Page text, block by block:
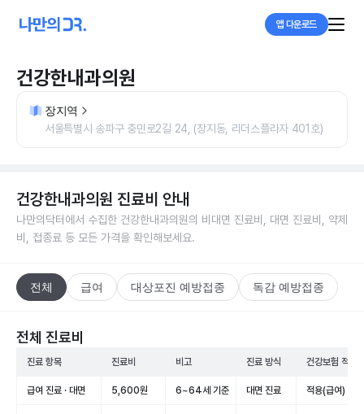
앱 다운로드
건강한내과의원
장지역
서울특별시 송파구 충민로2길 24, (장지동, 리더스플라자 401호)
건강한내과의원 진료비 안내
나만의닥터에서 수집한 건강한내과의원의 비대면 진료비, 대면 진료비, 약제
비, 접종료 등 모든 가격을 확인해보세요.
전체 급여 대상포진 예방접종 독감 예방접종
전체 진료비
진료 항목 진료비 비고 진료 방식 건강보험 적용
급여 진료 · 대면 5,600원 6~64세 기준 대면 진료 적용(급여)